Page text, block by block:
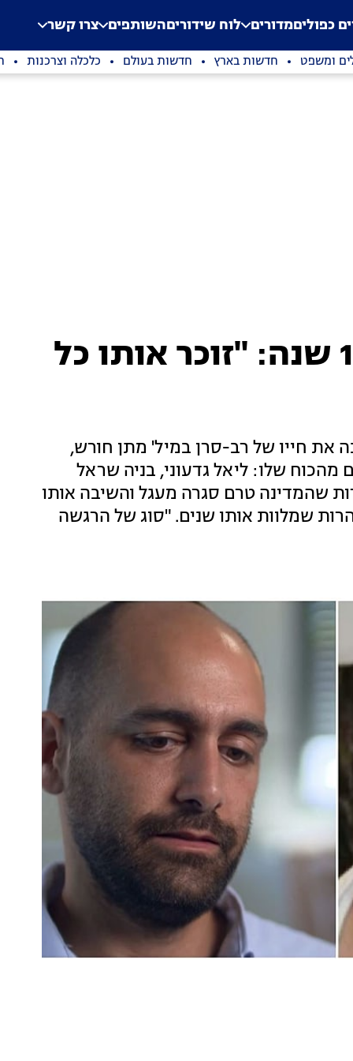
Application error: a
. כפוליםמדורים לוח שידוריםהשותפים צרו קשר
ומשפט חדשות בארץ חדשות בעולם כלכלה וצרכנות
מתן מחכה להדר, כבר 11 שנה: "זוכר אותו כל
את חייו של רב-סרן במיל' מתן חורש,
שלו: ליאל גדעוני, בניה שראל
שהמדינה טרם סגרה מעגל והשיבה אותו
שמלוות אותו שנים. "סוג של הרגשה